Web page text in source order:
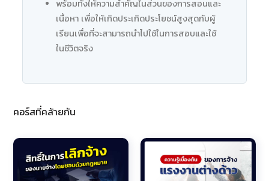
พร้อมทั้งให้ความสำคัญในส่วนของการสอนและ
เนื้อหา เพื่อให้เกิดประเกิดประโยชน์สูงสุดกับผู้
เรียนเพื่อที่จะสามารถนำไปใช้ในการสอบและใช้
ในชีวิตจริง
คอร์สที่คล้ายกัน